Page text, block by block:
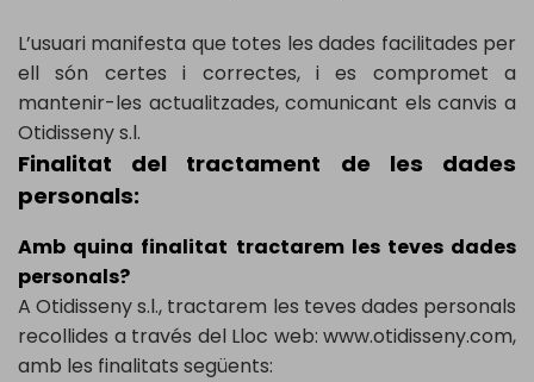
L’usuari manifesta que totes les dades facilitades per
ell són certes i correctes, i es compromet a
mantenir-les actualitzades, comunicant els canvis a
Otidisseny s.l.
Finalitat del tractament de les dades
personals:
Amb quina finalitat tractarem les teves dades
personals?
A Otidisseny s.l., tractarem les teves dades personals
recollides a través del Lloc web: www.otidisseny.com,
amb les finalitats següents: